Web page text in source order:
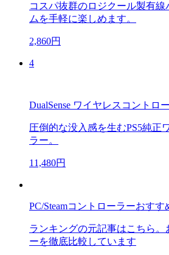
コスパ抜群のロジクール製有線
ムを手軽に楽しめます。
2,860円
4
DualSense ワイヤレスコントロ
圧倒的な没入感を生むPS5純正
ラー。
11,480円
PC/Steamコントローラーおすす
ランキングの元記事はこちら。
ーを徹底比較しています